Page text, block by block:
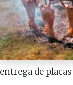
entrega de